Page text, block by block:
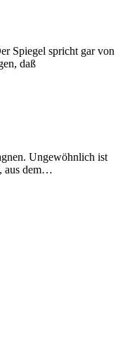
Spiegel spricht gar von
daß
Ungewöhnlich ist
aus dem…